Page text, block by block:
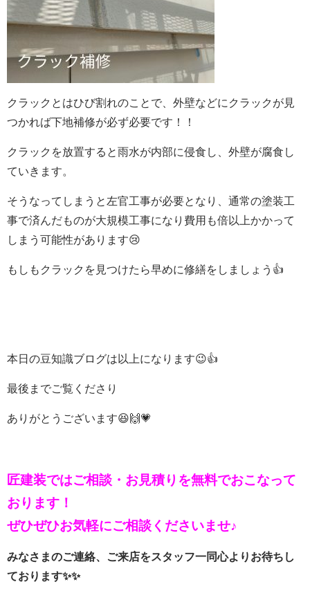
クラックとはひび割れのことで、外壁などにクラックが見
つかれば下地補修が必ず必要です！！
クラックを放置すると雨水が内部に侵食し、外壁が腐食し
ていきます。
そうなってしまうと左官工事が必要となり、通常の塗装工
事で済んだものが大規模工事になり費用も倍以上かかって
しまう可能性があります😢
もしもクラックを見つけたら早めに修繕をしましょう 👍
本日の豆知識ブログは以上になります😉👍
最後までご覧くださり
ありがとうございます😆🙌💗
匠建装ではご相談・お見積りを無料でおこなって
おります！
ぜひぜひお気軽にご相談くださいませ♪
みなさまのご連絡、ご来店をスタッフ一同心よりお待ちし
ております✨✨